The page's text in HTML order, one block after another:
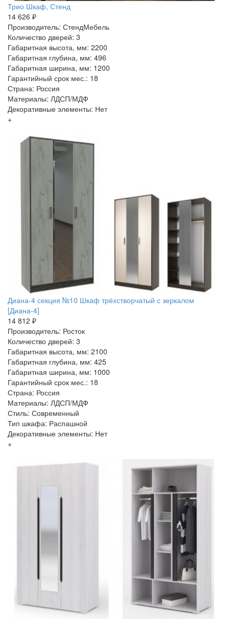
Трио Шкаф, Стенд
14 626 ₽
Производитель: СтендМебель
Количество дверей: 3
Габаритная высота, мм: 2200
Габаритная глубина, мм: 496
Габаритная ширина, мм: 1200
Гарантийный срок мес.: 18
Страна: Россия
Материалы: ЛДСП/МДФ
Декоративные элементы: Нет
+
Диана-4 секция №10 Шкаф трёхстворчатый с зеркалом
[Диана-4]
14 812 ₽
Производитель: Росток
Количество дверей: 3
Габаритная высота, мм: 2100
Габаритная глубина, мм: 425
Габаритная ширина, мм: 1000
Гарантийный срок мес.: 18
Страна: Россия
Материалы: ЛДСП/МДФ
Стиль: Современный
Тип шкафа: Распашной
Декоративные элементы: Нет
+